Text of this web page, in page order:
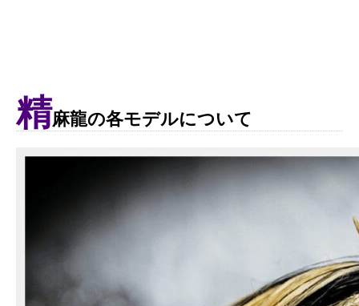
精麻龍の各モデルについて